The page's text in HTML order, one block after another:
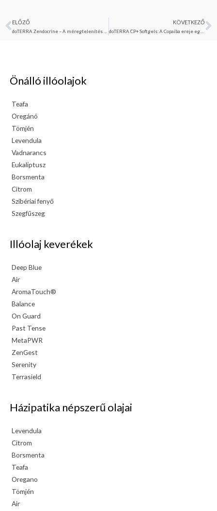
Előző
ELŐZŐ KÖVETKEZŐ
doTERRA CP+ Softgels: A Copaiba ereje egy kapszulában
Önálló illóolajok
Teafa
Oregánó
Tömjén
Levendula
Vadnarancs
Eukaliptusz
Borsmenta
Citrom
Szibériai fenyő
Szegfűszeg
Illóolaj keverékek
Deep Blue
Air
AromaTouch®
Balance
On Guard
Past Tense
MetaPWR
ZenGest
Serenity
Terrasield
Házipatika népszerű olajai
Levendula
Citrom
Borsmenta
Teafa
Oregano
Tömjén
Air